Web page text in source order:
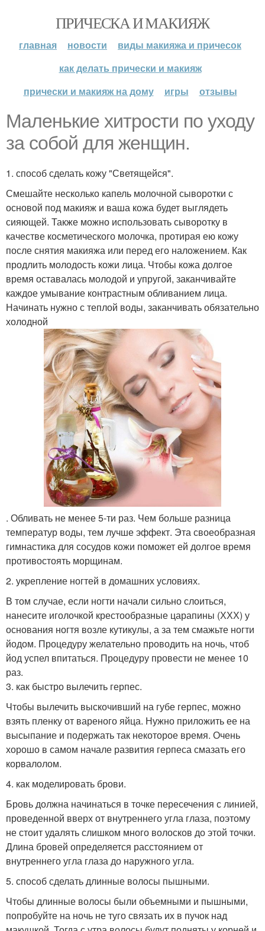
ПРИЧЕСКА И МАКИЯЖ
главная новости
виды макияжа и причесок
как делать прически и макияж
прически и макияж на дому
игры отзывы
Маленькие хитрости по уходу
за собой для женщин.
1. способ сделать кожу "Светящейся".
Смешайте несколько капель молочной сыворотки с
основой под макияж и ваша кожа будет выглядеть
сияющей. Также можно использовать сыворотку в
качестве косметического молочка, протирая ею кожу
после снятия макияжа или перед его наложением. Как
продлить молодость кожи лица. Чтобы кожа долгое
время оставалась молодой и упругой, заканчивайте
каждое умывание контрастным обливанием лица.
Начинать нужно с теплой воды, заканчивать обязательно
холодной
. Обливать не менее 5-ти раз. Чем больше разница
температур воды, тем лучше эффект. Эта своеобразная
гимнастика для сосудов кожи поможет ей долгое время
противостоять морщинам.
2. укрепление ногтей в домашних условиях.
В том случае, если ногти начали сильно слоиться,
нанесите иголочкой крестообразные царапины (ХХХ) у
основания ногтя возле кутикулы, а за тем смажьте ногти
йодом. Процедуру желательно проводить на ночь, чтоб
йод успел впитаться. Процедуру провести не менее 10
раз.
3. как быстро вылечить герпес.
Чтобы вылечить выскочивший на губе герпес, можно
взять пленку от вареного яйца. Нужно приложить ее на
высыпание и подержать так некоторое время. Очень
хорошо в самом начале развития герпеса смазать его
корвалолом.
4. как моделировать брови.
Бровь должна начинаться в точке пересечения с линией,
проведенной вверх от внутреннего угла глаза, поэтому
не стоит удалять слишком много волосков до этой точки.
Длина бровей определяется расстоянием от
внутреннего угла глаза до наружного угла.
5. способ сделать длинные волосы пышными.
Чтобы длинные волосы были объемными и пышными,
попробуйте на ночь не туго связать их в пучок над